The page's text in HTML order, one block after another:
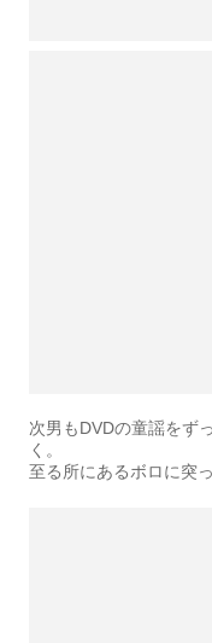
次男もDVDの童謡をず
く。
至る所にあるボロに突